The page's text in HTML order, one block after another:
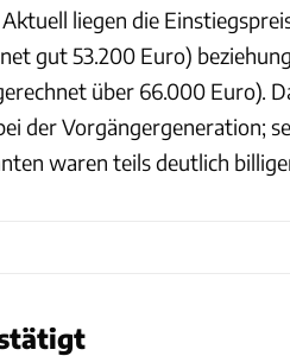
liegen die
gut 53.200 Euro)
über 66.000 Euro).
der Vorgängergeneration;
waren teils deutlich